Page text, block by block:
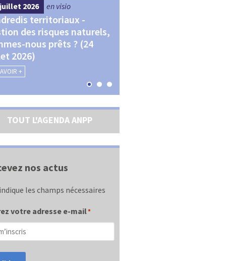
2026 en visio
territoriaux -
des risques naturels,
nous prêts ? (24
2026)
+
TOUT L'AGENDA ANPP
nos actus
les champs nécessaires
votre adresse e-mail*